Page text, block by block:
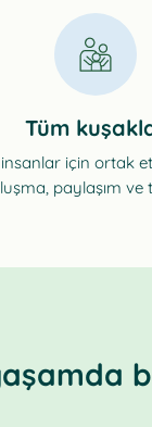
Tüm
için ortak
paylaşım ve